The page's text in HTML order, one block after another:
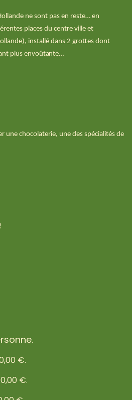
ne sont pas en reste… en
places du centre ville et
installé dans 2 grottes dont
plusenvoûtante…
une chocolaterie, une des spécialités de
€.
€.